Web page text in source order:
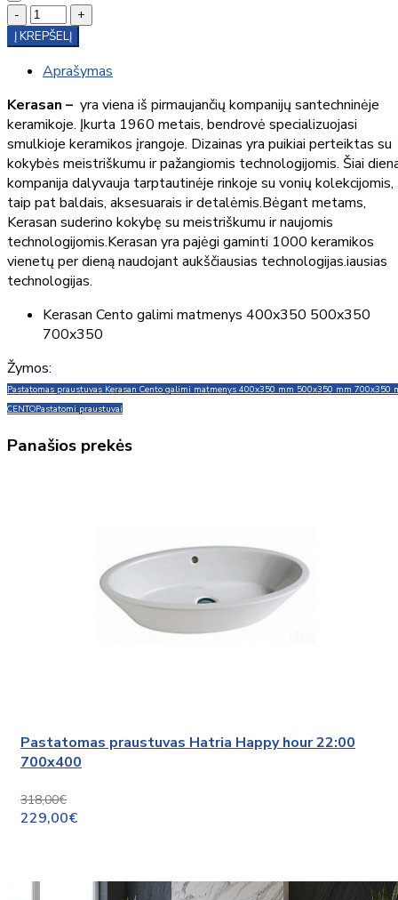
-
+
Į KREPŠELĮ
Aprašymas
Kerasan – yra viena iš pirmaujančių kompanijų santechninėje
keramikoje. Įkurta 1960 metais, bendrovė specializuojasi
smulkioje keramikos įrangoje. Dizainas yra puikiai perteiktas su
kokybės meistriškumu ir pažangiomis technologijomis. Šiai
kompanija dalyvauja tarptautinėje rinkoje su vonių kolekcijomis,
taip pat baldais, aksesuarais ir detalėmis.Bėgant metams,
Kerasan suderino kokybę su meistriškumu ir naujomis
technologijomis.Kerasan yra pajėgi gaminti 1000 keramikos
vienetų per dieną naudojant aukščiausias technologijas.iausias
technologijas.
Kerasan Cento galimi matmenys 400x350 500x350
700x350
Žymos:
Pastatomas praustuvas Kerasan Cento galimi matmenys 400x350 mm 500x350 mm 700x350
CENTOPastatomi praustuvai
Panašios prekės
Pastatomas praustuvas Hatria Happy hour 22:00
700x400
318,00€
229,00€